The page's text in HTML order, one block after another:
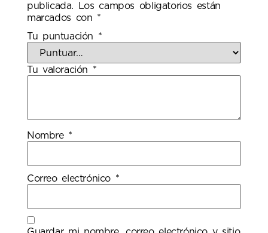
publicada.
Los campos obligatorios están
marcados con *
Tu puntuación *
Tu valoración *
Nombre *
Correo electrónico *